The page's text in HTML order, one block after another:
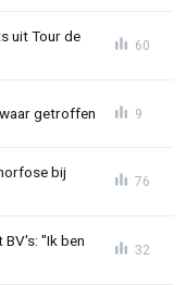
uit Tour de
60
getroffen 9
bij
76
"Ik ben
32